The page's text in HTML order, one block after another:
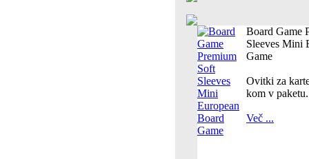
Board Game
Sleeves Mini
Game
Ovitki za
kom v paketu.
Več ...